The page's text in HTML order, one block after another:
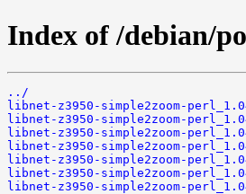
Index of /debian/
../
libnet-z3950-simple2zoom-
libnet-z3950-simple2zoom-
libnet-z3950-simple2zoom-
libnet-z3950-simple2zoom-
libnet-z3950-simple2zoom-
libnet-z3950-simple2zoom-
libnet-z3950-simple2zoom-